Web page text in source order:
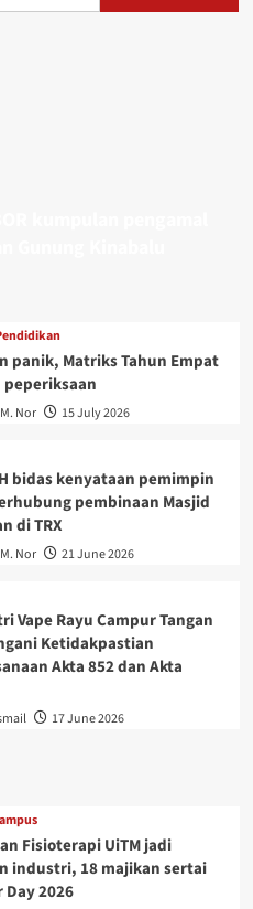
panik, Matriks Tahun Empat
peperiksaan
Nor 15 July 2026
bidas kenyataan pemimpin
pembinaan Masjid
di TRX
Nor 21 June 2026
Vape Rayu Campur Tangan
Ketidakpastian
Akta 852 dan Akta
17 June 2026
Fisioterapi UiTM jadi
industri, 18 majikan sertai
Day 2026